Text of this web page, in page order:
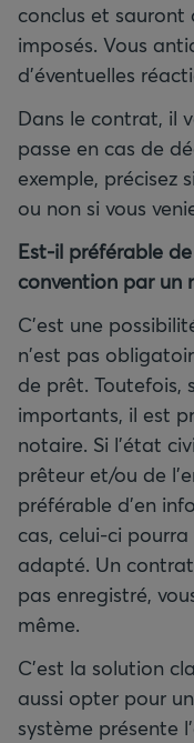
conclus et sauront
imposés. Vous
d’éventuelles
Dans le contrat, il
passe en cas de
exemple, précisez
ou non si vous
Est-il préférable
convention par un
C’est une
n'est pas
de prêt. Toutefois,
importants, il est
notaire. Si l’état
prêteur et/ou de
préférable d’en
cas, celui-ci
adapté. Un contrat
pas enregistré,
même.
C'est la solution
aussi opter pour
système présente